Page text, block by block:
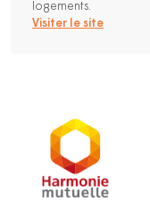
logements.
Visiter le site